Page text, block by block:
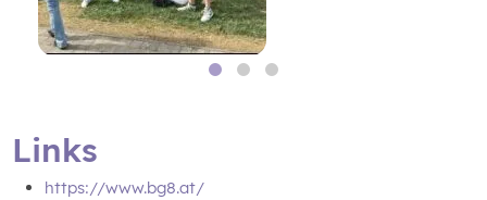
Links
https://www.bg8.at/